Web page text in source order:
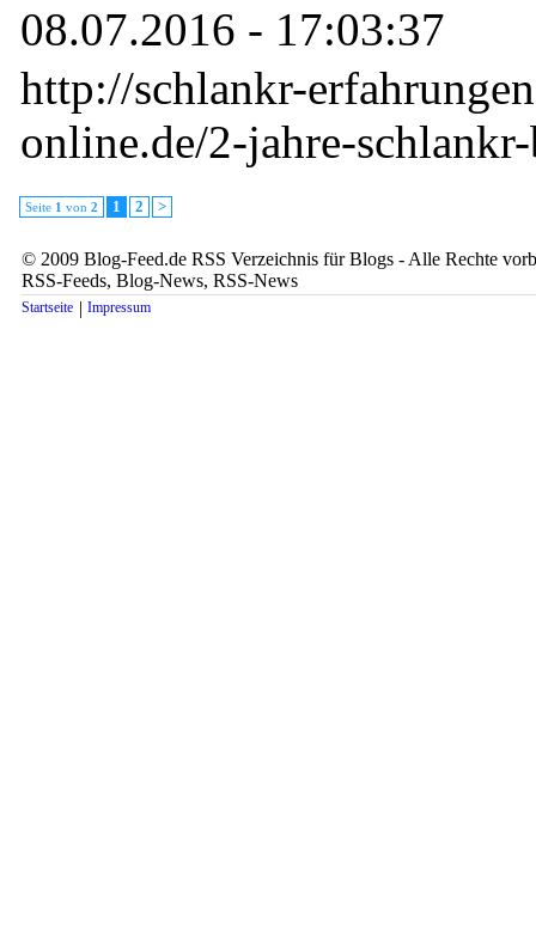
08.07.2016 - 17:03:37
http://schlankr-
online.de/2-jahre-
Seite 1 von 2 1 2 >
© 2009 Blog-Feed.de RSS Verzeichnis für Blogs - Alle Rechte
RSS-Feeds, Blog-News, RSS-News
Startseite | Impressum